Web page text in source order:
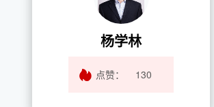
杨学林
点赞： 130